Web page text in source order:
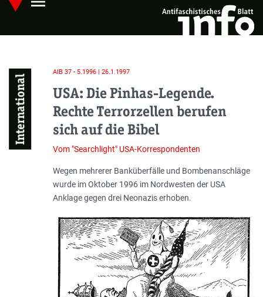
Skip
main
Hauptmenü öffnen
International
AIB 37 - 5.1996 | 26.1.1997
USA: Die Pinhas-Legende.
Rechte Terrorzellen berufen
sich auf die Bibel
Vom "Searchlight" USA-Korrespondenten
Einleitung
Wegen mehrerer Banküberfälle und Bombenanschläge
wurde im Oktober 1996 im Nordwesten der USA
Anklage gegen drei Neonazis erhoben.